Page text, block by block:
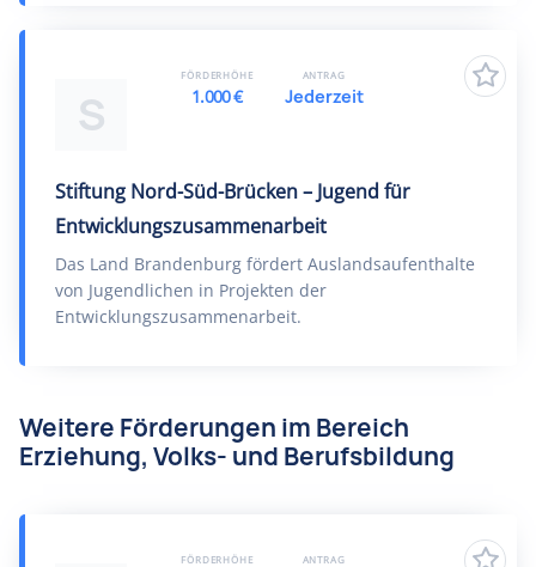
S
Stiftung Nord-Süd-Brücken – Jugend für
Entwicklungszusammenarbeit
Das Land Brandenburg fördert Auslandsaufenthalte
von Jugendlichen in Projekten der
Entwicklungszusammenarbeit.
FÖRDERHÖHE
1.000 €
ANTRAG
Jederzeit
Weitere Förderungen im Bereich
Erziehung, Volks- und Berufsbildung
FÖRDERHÖHE ANTRAG